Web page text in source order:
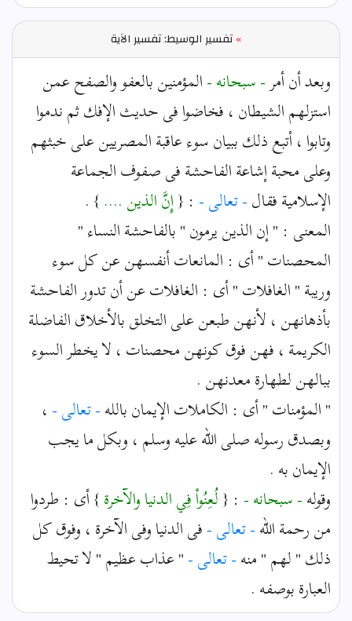
»تفسير الوسيط: تفسير الآية
وبعد أن أمر- سبحانه -المؤمنين بالعفو والصفح عمن
استزلهم الشيطان ، فخاضوا فى حديث الإفك ثم ندموا
وتابوا ، أتبع ذلك ببيان سوء عاقبة المصريين على خبثهم
وعلى محبة إشاعة الفاحشة فى صفوف الجماعة
الإسلامية فقال- تعالى - : {إِنَّ الذين ....} .
المعنى : " إن الذين يرمون " بالفاحشة النساء "
المحصنات " أى : المانعات أنفسهن عن كل سوء
وريبة " الغافلات " أى : الغافلات عن أن تدور الفاحشة
بأذهانهن ، لأنهن طبعن على التخلق بالأخلاق الفاضلة
الكريمة ، فهن فوق كونهن محصنات ، لا يخطر السوء
ببالهن لطهارة معدنهن .
" المؤمنات " أى : الكاملات الإيمان بالله- تعالى -،
وبصدق رسوله صلى الله عليه وسلم ، وبكل ما يجب
الإيمان به .
وقوله- سبحانه - : {لُعِنُواْ فِي الدنيا والآخرة} أى : طردوا
من رحمة الله- تعالى -فى الدنيا وفى الآخرة ، وفوق كل
ذلك " لهم " منه- تعالى -" عذاب عظيم " لا تحيط
العبارة بوصفه .